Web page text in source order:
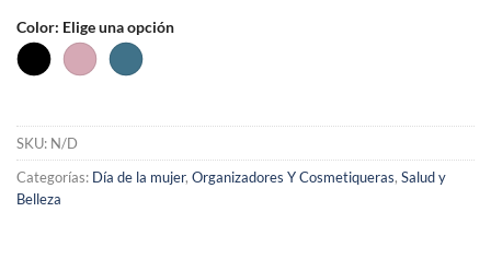
Color: Elige una opción
SKU: N/D
Categorías: Día de la mujer, Organizadores Y Cosmetiqueras, Salud y
Belleza